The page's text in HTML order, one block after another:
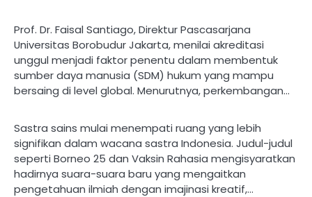
Prof. Dr. Faisal Santiago, Direktur Pascasarjana
Universitas Borobudur Jakarta, menilai akreditasi
unggul menjadi faktor penentu dalam membentuk
sumber daya manusia (SDM) hukum yang mampu
bersaing di level global. Menurutnya, perkembangan…
Sastra sains mulai menempati ruang yang lebih
signifikan dalam wacana sastra Indonesia. Judul-judul
seperti Borneo 25 dan Vaksin Rahasia mengisyaratkan
hadirnya suara-suara baru yang mengaitkan
pengetahuan ilmiah dengan imajinasi kreatif,…